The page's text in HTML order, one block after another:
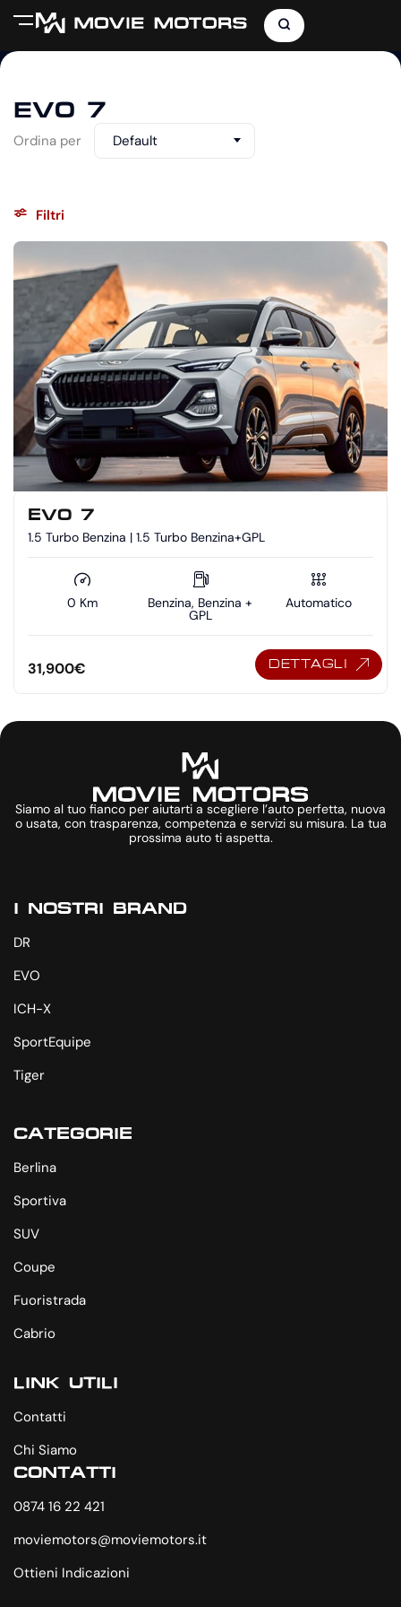
EVO 7
Ordina per Default
Filtri
EVO 7
1.5 Turbo Benzina | 1.5 Turbo Benzina+GPL
0 Km Benzina, Benzina +
GPL
Automatico
31,900€ DETTAGLI
Siamo al tuo fianco per aiutarti a scegliere l’auto perfetta, nuova
o usata, con trasparenza, competenza e servizi su misura. La tua
prossima auto ti aspetta.
I NOSTRI BRAND
DR
EVO
ICH-X
SportEquipe
Tiger
CATEGORIE
Berlina
Sportiva
SUV
Coupe
Fuoristrada
Cabrio
LINK UTILI
Contatti
Chi Siamo
CONTATTI
0874 16 22 421
moviemotors@moviemotors.it
Ottieni Indicazioni